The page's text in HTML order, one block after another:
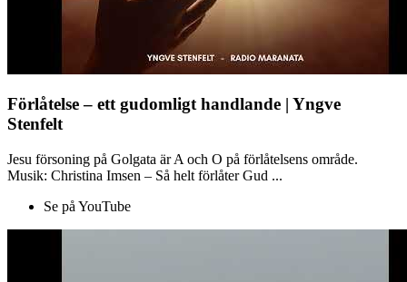
Förlåtelse – ett gudomligt handlande | Yngve
Stenfelt
Jesu försoning på Golgata är A och O på förlåtelsens område.
Musik: Christina Imsen – Så helt förlåter Gud ...
Se på YouTube